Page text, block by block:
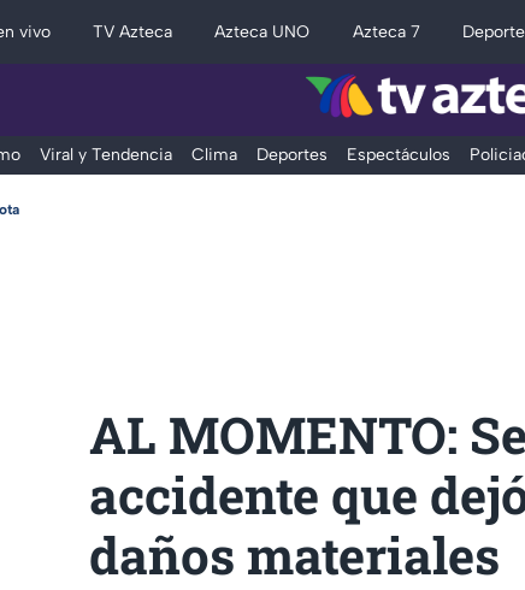
vivo TV Azteca Azteca UNO Azteca 7
Viral y Tendencia Clima Deportes Espectáculos
AL MOMENTO:
accidente que
daños materiales